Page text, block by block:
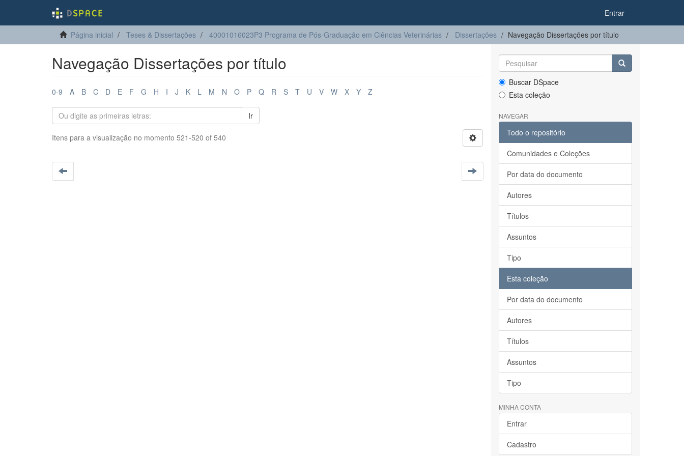
Entrar
Página inicial Teses & Dissertações 40001016023P3 Programa de Pós-Graduação em Ciências Veterinárias Dissertações Navegação Dissertações por título
Navegação Dissertações por título
0-9 A B C D E F G H I J K L M N O P Q R S T U V W X Y Z
Ir
Itens para a visualização no momento 521-520 of 540
Buscar DSpace
Esta coleção
NAVEGAR
Todo o repositório
Comunidades e Coleções
Por data do documento
Autores
Títulos
Assuntos
Tipo
Esta coleção
Por data do documento
Autores
Títulos
Assuntos
Tipo
MINHA CONTA
Entrar
Cadastro